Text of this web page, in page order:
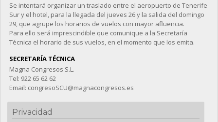
Se intentará organizar un traslado entre el aeropuerto de Tenerife
Sur y el hotel, para la llegada del jueves 26 y la salida del domingo
29, que agrupe los horarios de vuelos con mayor afluencia.
Para ello será imprescindible que comunique a la Secretaría
Técnica el horario de sus vuelos, en el momento que los emita.
SECRETARÍA TÉCNICA
Magna Congresos S.L.
Tel: 922 65 62 62
Email: congresoSCU@magnacongresos.es
Privacidad